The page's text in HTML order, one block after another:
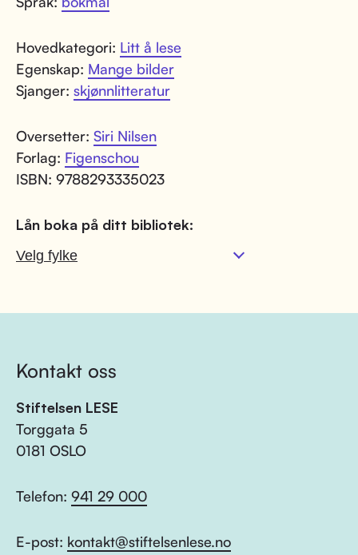
Hovedkategori: Litt å lese
Egenskap: Mange bilder
Sjanger: skjønnlitteratur
Oversetter: Siri Nilsen
Forlag: Figenschou
ISBN: 9788293335023
Lån boka på ditt bibliotek:
Kontakt oss
Stiftelsen LESE
Torggata 5
0181 OSLO
Telefon: 941 29 000
E-post: kontakt@stiftelsenlese.no